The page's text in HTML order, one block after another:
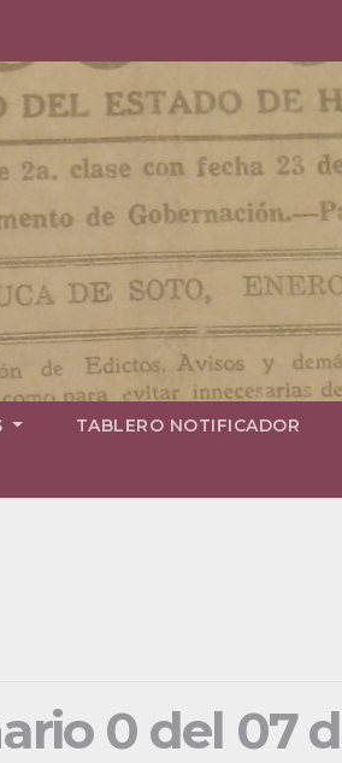
TABLERO NOTIFICADOR
0 del 07